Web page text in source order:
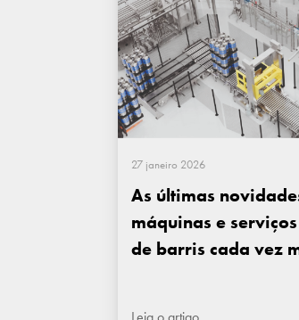
27 janeiro 2026
As últimas
máquinas e
de barris cada vez